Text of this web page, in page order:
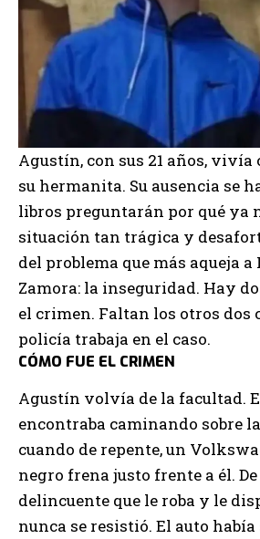
Agustín, con sus 21 años, vivía
su hermanita. Su ausencia se
libros preguntarán por qué ya
situación tan trágica y
del problema que más aqueja a
Zamora: la inseguridad. Hay
el crimen. Faltan los otros dos
policía trabaja en el caso.
CÓMO FUE EL CRIMEN
Agustín volvía de la facultad.
encontraba caminando sobre
cuando de repente, un
negro frena justo frente a él.
delincuente que le roba y le
nunca se resistió. El auto